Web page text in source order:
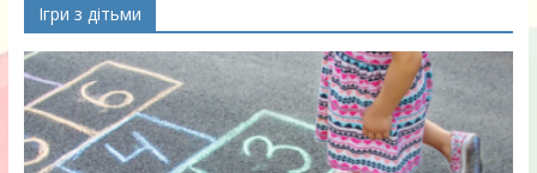
Ігри з дітьми